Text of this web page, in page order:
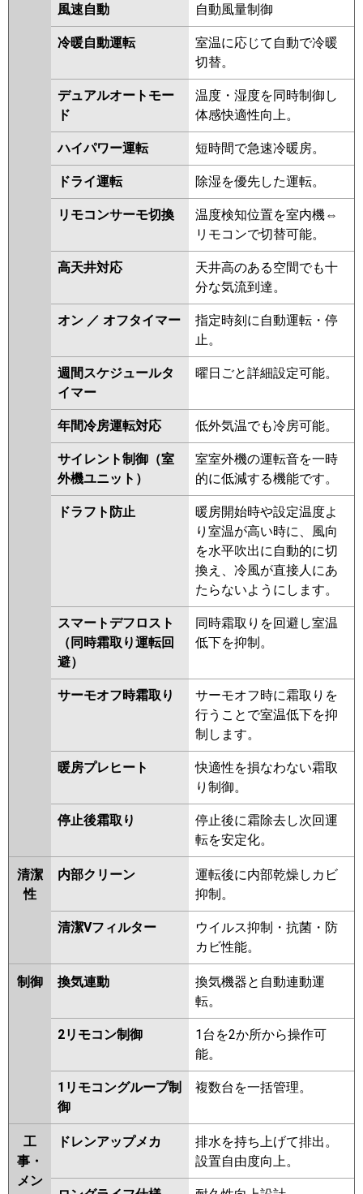
RCHA14041MU RCHA14041XU
RCEA14041MU RCEA14041XU
RCSA14043MU RCSA14043XU
RPHA14031M RPSA14033M
RCEA14031M
RCEA14031X
RPHA14021M RPSA14023M
RCHA14031M RCHA14031X
APHA14054M-R APSA14057M
APEA14057M ACHA14084M
ACHA14084M-R ACHA14084X
ACHA14084X-R ACEA14037M
ACEA14037X RCSA14033M
RCSA14033X ACEA14087M
ACEA14087X ACSA14087M
ACSA14087X
三菱電機 PCZ-HRMP140KL5 PCZ-
HRMP140K5
PCZ-ERMP140KL5 PCZ-
HRMP140KL4 PCZ-HRMP140K4
ERMP140KL4 PCZ-HRMP140K3
PCZ-HRMP140KL3 PCZ-
ERMP140K3 PCZ-ERMP140KL3
PCZ-HRMP140H2 PCZ-
HRMP140K2 PCZ-HRMP140KL2
PCZ-ERMP140H2 PCZ-
ERMP140K2 PCZ-ERMP140KL2
PCZ-HRMP140HZ PCZ-
HRMP140KZ
PCZ-HRMP140KLZ
PCZ-ERMP140HZ
PCZ-
ERMP140KZ PCZ-ERMP140KLZ
PCZ-HRMP140HY PCZ-
HRMP140KY PCZ-HRMP140KLY
ERMP140KY PCZ-ERMP140KLY
PCZ-HRMP140HV PCZ-
HRMP140KV
PCZ-HRMP140KLV
PCZ-ERMP140HW PCZ-
ERMP140KLW PCZ-ERMP140KW
PCZ-ERMP140HV
ERMP140KV PCZ-ERMP140KLV
PCZ-ERMP140KR
日立 RPC-GP140RHN4 RPC-
GP140RSH9 RPC-GP140RHN3
RPC-GP140RSH8
GP140RHN2 RPC-GP140RSH7
RPCK-GP140RHN1 RPC-
GP140RHN1 RPCK-GP140RSH5
GP140RSH4 RPC-GP140RSH5
RPCK-GP140RHN
RPCK-GP140RSH3 RPC-
GP140RSH4
RPC-AP140HN11 RPCK-
GP140RSH2 RPC-GP140RSH3
三菱重工 FDEK1405H5SA FDEV1405HA5SA
FDEK1405H5S FDEV1405HA5S
風速自動 自動風量制御
冷暖自動運転
室温に応じて自動で冷暖
切替。
デュアルオートモー
ド
温度・湿度を同時制御し
体感快適性向上。
ハイパワー運転 短時間で急速冷暖房。
ドライ運転 除湿を優先した運転。
リモコンサーモ切換
温度検知位置を室内機⇔
リモコンで切替可能。
高天井対応
天井高のある空間でも十
分な気流到達。
オン ／ オフタイマー
指定時刻に自動運転・停
止。
週間スケジュールタ
イマー
曜日ごと詳細設定可能。
年間冷房運転対応 低外気温でも冷房可能。
サイレント制御（室
外機ユニット）
室室外機の運転音を一時
的に低減する機能です。
ドラフト防止
暖房開始時や設定温度よ
り室温が高い時に、風向
を水平吹出に自動的に切
換え、冷風が直接人にあ
たらないようにします。
スマートデフロスト
（同時霜取り運転回
避）
同時霜取りを回避し室温
低下を抑制。
サーモオフ時霜取り
サーモオフ時に霜取りを
行うことで室温低下を抑
制します。
暖房プレヒート
快適性を損なわない霜取
り制御。
停止後霜取り
停止後に霜除去し次回運
転を安定化。
清潔
性
内部クリーン
運転後に内部乾燥しカビ
抑制。
清潔Vフィルター
ウイルス抑制・抗菌・防
カビ性能。
制御 換気連動
換気機器と自動連動運
転。
2リモコン制御
1台を2か所から操作可
能。
1リモコングループ制
御
複数台を一括管理。
工
事・
メン
ドレンアップメカ
排水を持ち上げて排出。
設置自由度向上。